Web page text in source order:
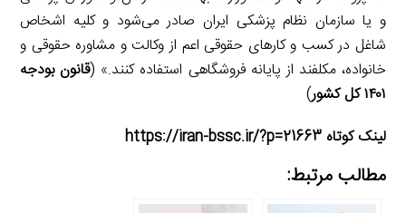
و یا سازمان نظام پزشکی ایران صادر می‌شود و کلیه اشخاص
شاغل در کسب و کارهای حقوقی اعم از وکالت و مشاوره حقوقی و
خانواده، مکلفند از پایانه فروشگاهی استفاده کنند.» (قانون بودجه
۱۴۰۱ کل کشور
)
لینک کوتاه https://iran-bssc.ir/?p=21663
مطالب مرتبط: